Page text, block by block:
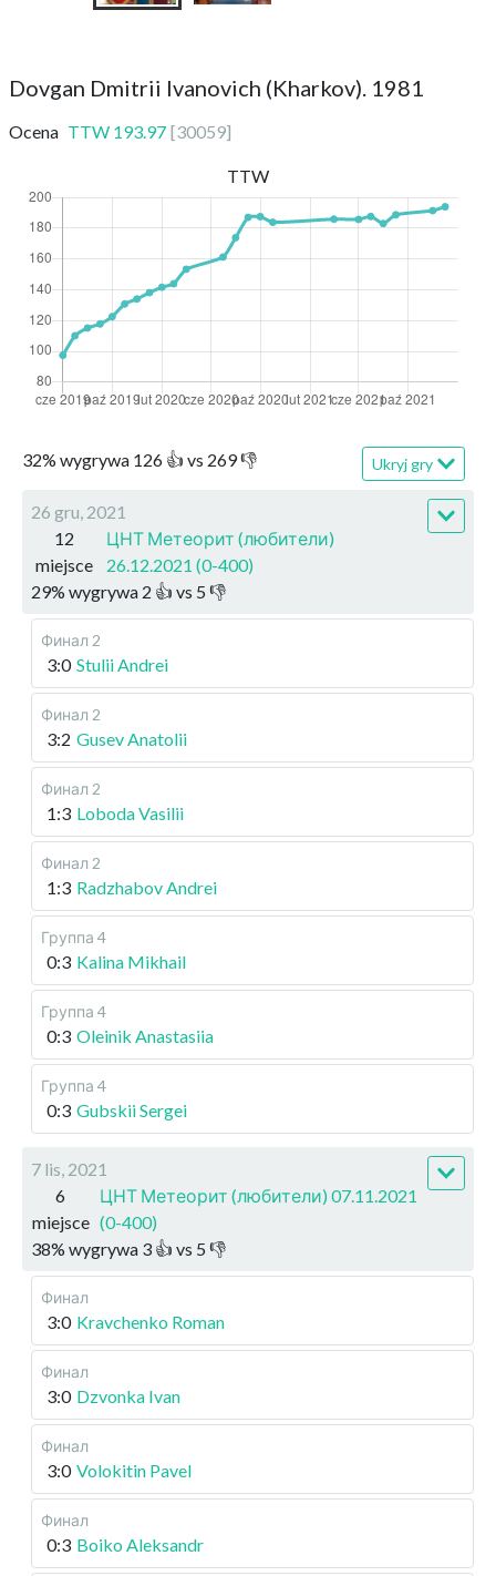
Dovgan Dmitrii Ivanovich (Kharkov). 1981
Ocena TTW 193.97 [30059]
32% wygrywa 126 👍 vs 269👎 Ukryj gry
26 gru, 2021
12
miejsce
ЦНТ Метеорит (любители)
26.12.2021 (0-400)
29% wygrywa 2 👍 vs 5 👎
Финал 2
3:0 Stulii Andrei
Финал 2
3:2 Gusev Anatolii
Финал 2
1:3 Loboda Vasilii
Финал 2
1:3 Radzhabov Andrei
Группа 4
0:3 Kalina Mikhail
Группа 4
0:3 Oleinik Anastasiia
Группа 4
0:3 Gubskii Sergei
7 lis, 2021
6
miejsce
ЦНТ Метеорит (любители) 07.11.2021
(0-400)
38% wygrywa 3 👍 vs 5 👎
Финал
3:0 Kravchenko Roman
Финал
3:0 Dzvonka Ivan
Финал
3:0 Volokitin Pavel
Финал
0:3 Boiko Aleksandr
TTW